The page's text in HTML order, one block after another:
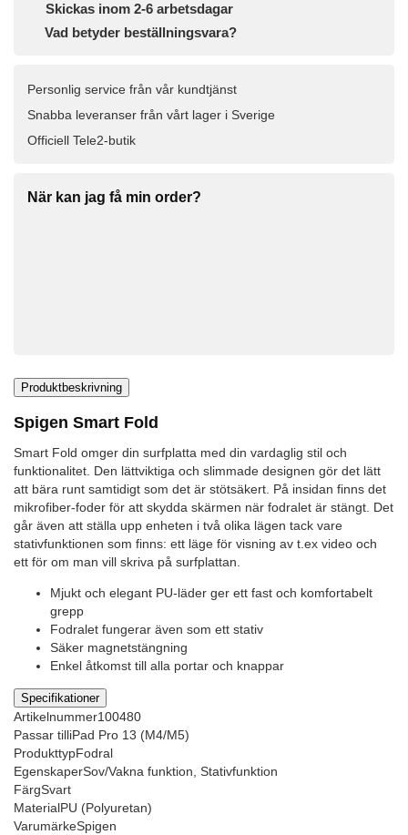
Skickas inom 2-6 arbetsdagar
Vad betyder beställningsvara?
Personlig service från vår kundtjänst
Snabba leveranser från vårt lager i Sverige
Officiell Tele2-butik
När kan jag få min order?
Produktbeskrivning
Spigen Smart Fold
Smart Fold omger din surfplatta med din vardaglig stil och
funktionalitet. Den lättviktiga och slimmade designen gör det lätt
att bära runt samtidigt som det är stötsäkert. På insidan finns det
mikrofiber-foder för att skydda skärmen när fodralet är stängt. Det
går även att ställa upp enheten i två olika lägen tack vare
stativfunktionen som finns: ett läge för visning av t.ex video och
ett för om man vill skriva på surfplattan.
Mjukt och elegant PU-läder ger ett fast och komfortabelt
grepp
Fodralet fungerar även som ett stativ
Säker magnetstängning
Enkel åtkomst till alla portar och knappar
Specifikationer
Artikelnummer100480
Passar tilliPad Pro 13 (M4/M5)
ProdukttypFodral
EgenskaperSov/Vakna funktion, Stativfunktion
FärgSvart
MaterialPU (Polyuretan)
VarumärkeSpigen